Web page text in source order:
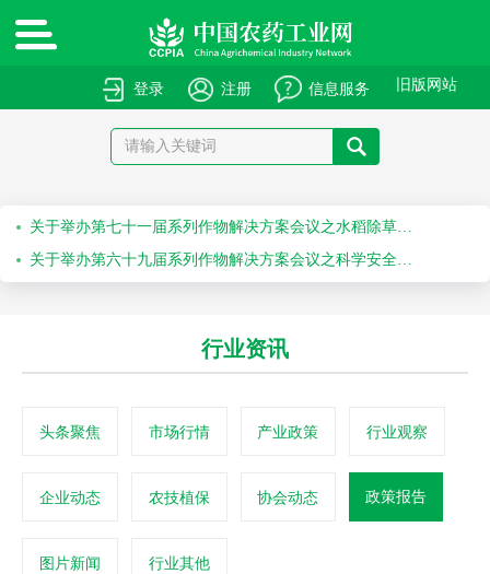
旧版网站
信息服务
注册
登录
绿色高质量农药产品报送指南
关于申报绿色高质量农药产品的通知
关于召开“第十届农药安全科学使用专题会”的通知
关于召开“2026斯里兰卡国际农化产品展览会”的通知
关于举办第七十一届系列作物解决方案会议之水稻除草剂科学安全使用培训会的通知
关于举办第六十九届系列作物解决方案会议之科学安全使用农药及作物单产提升技术培训会的通知
行业资讯
头条聚焦 市场行情 产业政策 行业观察
企业动态 农技植保 协会动态 政策报告
图片新闻 行业其他